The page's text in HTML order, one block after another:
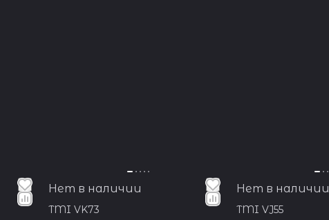
Нет в наличии
TMI VK73
Нет в наличии
TMI VJ55